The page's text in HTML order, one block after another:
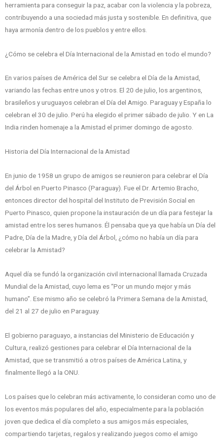
herramienta para conseguir la paz, acabar con la violencia y la pobreza,
contribuyendo a una sociedad más justa y sostenible. En definitiva, que
haya armonía dentro de los pueblos y entre ellos.
¿Cómo se celebra el Día Internacional de la Amistad en todo el mundo?
En varios países de América del Sur se celebra el Día de la Amistad,
variando las fechas entre unos y otros. El 20 de julio, los argentinos,
brasileños y uruguayos celebran el Día del Amigo. Paraguay y España lo
celebran el 30 de julio. Perú ha elegido el primer sábado de julio. Y en La
India rinden homenaje a la Amistad el primer domingo de agosto.
Historia del Día Internacional de la Amistad
En junio de 1958 un grupo de amigos se reunieron para celebrar el Día
del Árbol en Puerto Pinasco (Paraguay). Fue el Dr. Artemio Bracho,
entonces director del hospital del Instituto de Previsión Social en
Puerto Pinasco, quien propone la instauración de un día para festejar la
amistad entre los seres humanos. Él pensaba que ya que había un Día del
Padre, Día de la Madre, y Día del Árbol, ¿cómo no había un día para
celebrar la Amistad?
Aquel día se fundó la organización civil internacional llamada Cruzada
Mundial de la Amistad, cuyo lema es “Por un mundo mejor y más
humano”. Ese mismo año se celebró la Primera Semana de la Amistad,
del 21 al 27 de julio en Paraguay.
El gobierno paraguayo, a instancias del Ministerio de Educación y
Cultura, realizó gestiones para celebrar el Día Internacional de la
Amistad, que se transmitió a otros países de América Latina, y
finalmente llegó a la ONU.
Los países que lo celebran más activamente, lo consideran como uno de
los eventos más populares del año, especialmente para la población
joven que dedica el día completo a sus amigos más especiales,
compartiendo tarjetas, regalos y realizando juegos como el amigo